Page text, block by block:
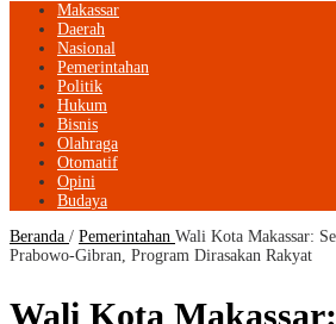
Makassar
Daerah
Nasional
Pemerintahan
Politik
Hukum
Bisnis
Olahraga
Otomatif
Opini
Budaya
Beranda / Pemerintahan Wali Kota Makassar:
Prabowo-Gibran, Program Dirasakan Rakyat
Wali Kota